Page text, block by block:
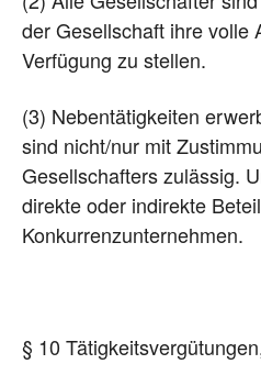
der Gesellschaft ihre volle
Verfügung zu stellen.
(3) Nebentätigkeiten
sind nicht/nur mit
Gesellschafters zulässig.
direkte oder indirekte
Konkurrenzunternehmen.
§ 10